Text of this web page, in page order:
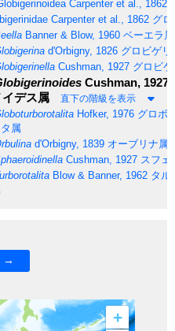
Carpenter et al., 1862
Carpenter et al., 1862 グ
Banner & Blow, 1960 ベーエラ属
d'Orbigny, 1826 グロビゲリ
Cushman, 1927 グロビ
Cushman, 1927
イデス属
直下の階級を表示
Hofker, 1976 グロボ
属
d'Orbigny, 1839 オーブリナ属
Cushman, 1927 スフェ
Blow & Banner, 1962 タル
→
+